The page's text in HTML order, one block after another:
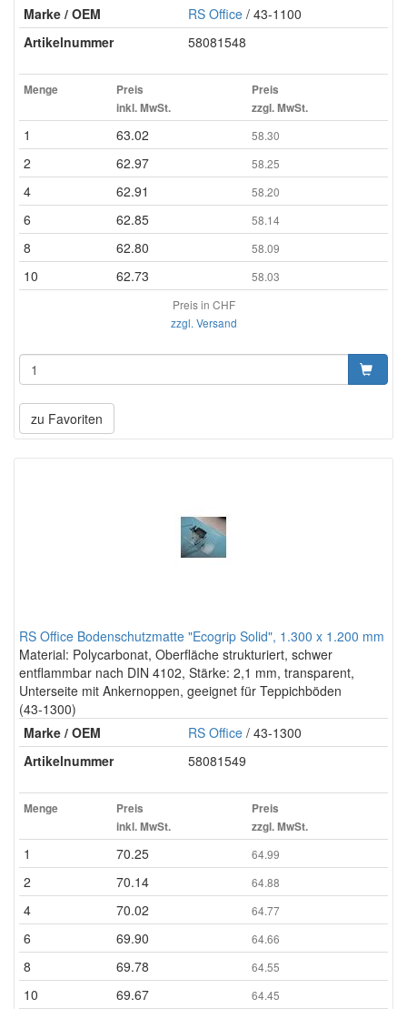
Marke / OEM
RS Office / 43-1100
Artikelnummer
58081548
Menge
Preis
inkl. MwSt.
Preis
zzgl. MwSt.
1 63.02 58.30
2 62.97 58.25
4 62.91 58.20
6 62.85 58.14
8 62.80 58.09
10 62.73
58.03
Preis in CHF
zzgl. Versand
zu Favoriten
RS Office Bodenschutzmatte "Ecogrip Solid", 1.300 x 1.200 mm
Material: Polycarbonat, Oberfläche strukturiert, schwer
entflammbar nach DIN 4102, Stärke: 2,1 mm, transparent,
Unterseite mit Ankernoppen, geeignet für Teppichböden
(43-1300)
Marke / OEM
RS Office / 43-1300
Artikelnummer
58081549
Menge
Preis
inkl. MwSt.
Preis
zzgl. MwSt.
1 70.25 64.99
2 70.14 64.88
4 70.02 64.77
6 69.90 64.66
8 69.78 64.55
10 69.67
64.45